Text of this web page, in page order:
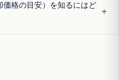
価格の目安）を知るにはど
+